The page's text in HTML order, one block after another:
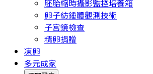
胚胎縮時攝影監控培養箱
卵子紡錘體觀測技術
子宮鏡檢查
精卵捐贈
凍卵
多元成家